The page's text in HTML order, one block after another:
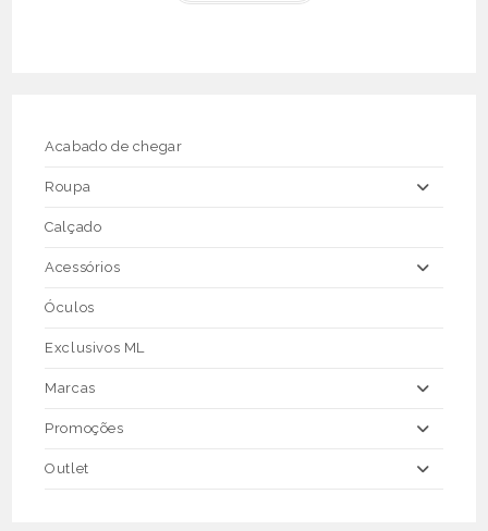
Acabado de chegar
Roupa
Calçado
Acessórios
Óculos
Exclusivos ML
Marcas
Promoções
Outlet